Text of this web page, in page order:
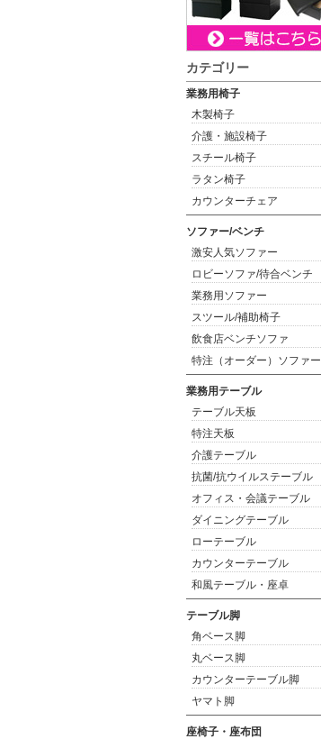
カテゴリー
業務用椅子
木製椅子
介護・施設椅子
スチール椅子
ラタン椅子
カウンターチェア
ソファー/ベンチ
激安人気ソファー
ロビーソファ/待合ベンチ
業務用ソファー
スツール/補助椅子
飲食店ベンチソファ
特注（オーダー）ソファー
業務用テーブル
テーブル天板
特注天板
介護テーブル
抗菌/抗ウイルステーブル
オフィス・会議テーブル
ダイニングテーブル
ローテーブル
カウンターテーブル
和風テーブル・座卓
テーブル脚
角ベース脚
丸ベース脚
カウンターテーブル脚
ヤマト脚
座椅子・座布団